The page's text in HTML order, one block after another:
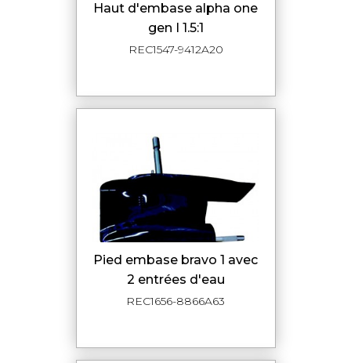
haut d'embase alpha one
gen I 1.5:1
REC1547-9412A20
pied embase bravo 1 avec
2 entrées d'eau
REC1656-8866A63